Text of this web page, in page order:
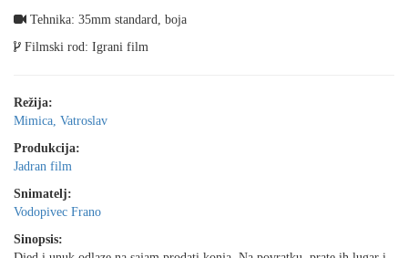
Tehnika: 35mm standard, boja
Filmski rod: Igrani film
Režija:
Mimica, Vatroslav
Produkcija:
Jadran film
Snimatelj:
Vodopivec Frano
Sinopsis: